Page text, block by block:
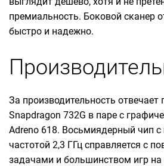
премиальность. Боковой сканер
быстро и надежно.
За производительность отвечает
Snapdragon 732G в паре с
Adreno 618. Восьмиядерный чип
частотой 2,3 ГГц справляется с
задачами и большинством игр на